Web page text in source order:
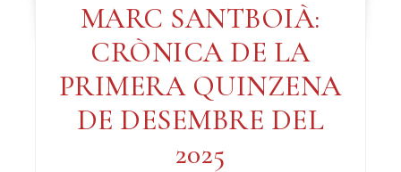
MARC SANTBOIÀ:
CRÒNICA DE LA
PRIMERA QUINZENA
DE DESEMBRE DEL
2025